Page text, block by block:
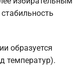
образуется
температур).